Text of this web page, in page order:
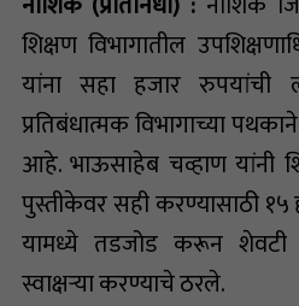
शिक्षण विभागातील
यांना सहा हजार रुपयांची
प्रतिबंधात्मक विभागाच्या
आहे. भाऊसाहेब चव्हाण यांनी
पुस्तीकेवर सही करण्यासाठी
यामध्ये तडजोड करून
स्वाक्षऱ्या करण्याचे ठरले.